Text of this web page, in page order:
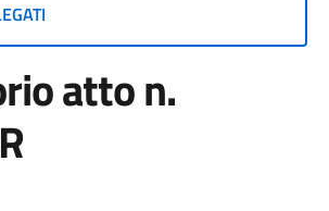
atto n.